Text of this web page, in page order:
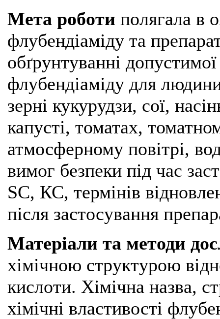
Мета роботи полягала в
флубендіаміду та
обґрунтуванні
флубендіаміду для
зерні кукурудзи, сої,
капусті, томатах,
атмосферному повітрі,
вимог безпеки під час
SC, КС, термінів
після застосування
Матеріали та методи
хімічною структурою
кислоти. Хімічна назва,
хімічні властивості